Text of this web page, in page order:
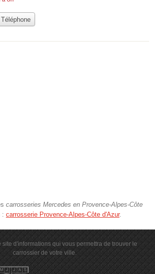
Téléphone
carrosseries Mercedes en Provence-Alpes-Côte
: carrosserie Provence-Alpes-Côte d'Azur.
site d'informations qui vous permettra de trouver le
carrossier de votre ville.